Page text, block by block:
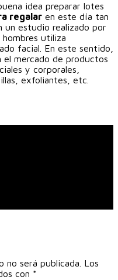
idea preparar lotes
regalar en este día tan
un estudio realizado por
hombres utiliza
facial. En este sentido,
mercado de productos
y corporales,
exfoliantes, etc.
será publicada. Los
con *